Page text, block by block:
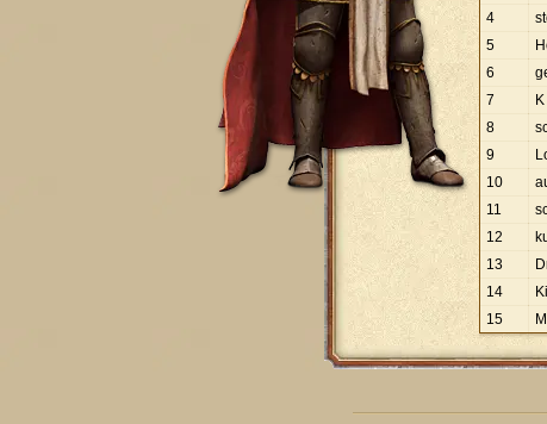
4
5
6
7
8
9
10
11
12
13
14
15